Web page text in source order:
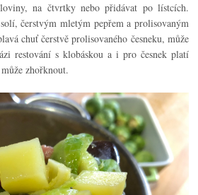
na čtvrtky nebo přidávat po lístcích.
čerstvým mletým pepřem a prolisovaným
chuť čerstvě prolisovaného česneku, může
restování s klobáskou a i pro česnek platí
zhořknout.